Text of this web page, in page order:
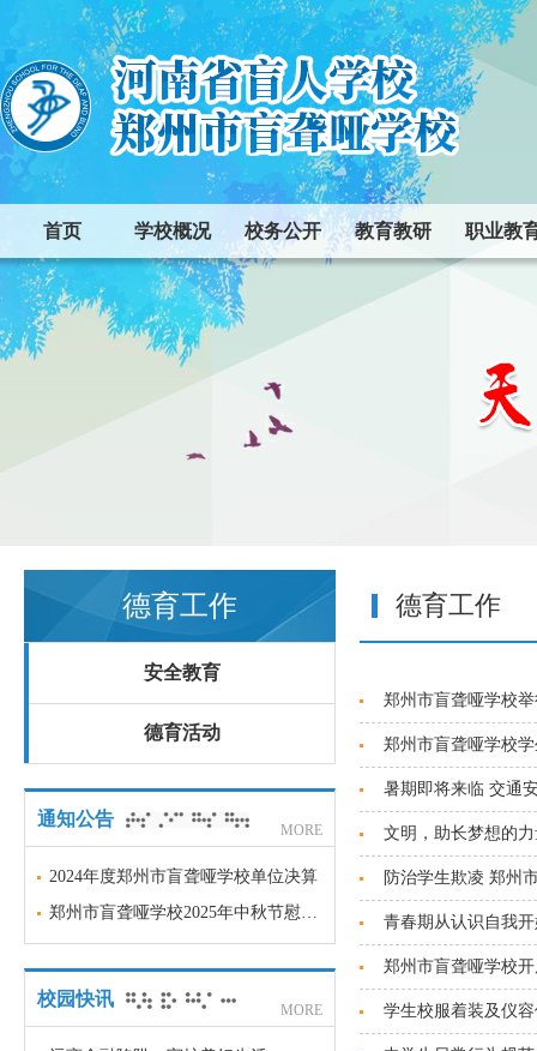
首页 学校概况 校务公开 教育教研 职业教
德育工作
安全教育
德育活动
通知公告
MORE
2024年度郑州市盲聋哑学校单位决算
郑州市盲聋哑学校2025年中秋节慰问品项目采购意向
校园快讯
MORE
德育工作
郑州市盲聋哑学校
郑州市盲聋哑学校
暑期即将来临 交通
文明，助长梦想的
防治学生欺凌 郑州
青春期从认识自我
郑州市盲聋哑学校
学生校服着装及仪